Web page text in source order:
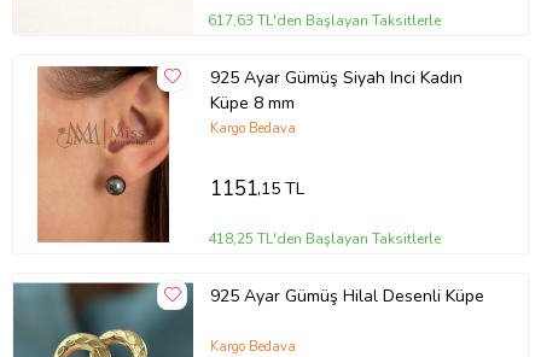
617,63 TL'den Başlayan Taksitlerle
925 Ayar Gümüş Siyah Inci Kadın
Küpe 8 mm
Kargo Bedava
1151,15 TL
418,25 TL'den Başlayan Taksitlerle
925 Ayar Gümüş Hilal Desenli Küpe
Kargo Bedava